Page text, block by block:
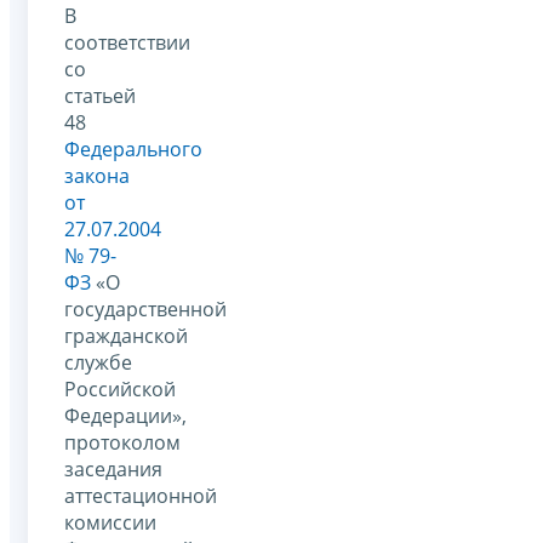
В
соответствии
со
статьей
48
Федерального
закона
от
27.07.2004
№ 79-
ФЗ «О
государственной
гражданской
службе
Российской
Федерации»,
протоколом
заседания
аттестационной
комиссии